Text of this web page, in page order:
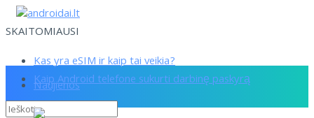
SKAITOMIAUSI
Kas yra eSIM ir kaip tai veikia?
Kaip Android telefone sukurti darbinę paskyrą
Naujienos